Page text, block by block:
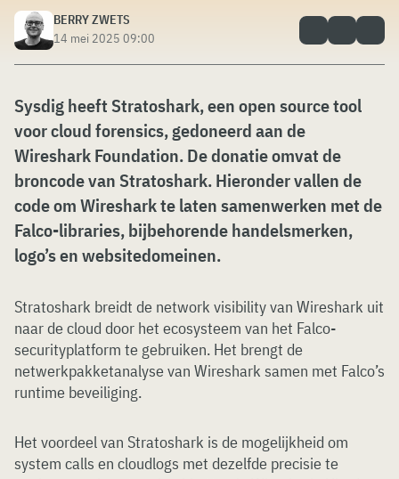
BERRY ZWETS
14 mei 2025 09:00
Sysdig heeft Stratoshark, een open source tool
voor cloud forensics, gedoneerd aan de
Wireshark Foundation. De donatie omvat de
broncode van Stratoshark. Hieronder vallen de
code om Wireshark te laten samenwerken met de
Falco-libraries, bijbehorende handelsmerken,
logo’s en websitedomeinen.
Stratoshark breidt de network visibility van Wireshark uit
naar de cloud door het ecosysteem van het Falco-
securityplatform te gebruiken. Het brengt de
netwerkpakketanalyse van Wireshark samen met Falco’s
runtime beveiliging.
Het voordeel van Stratoshark is de mogelijkheid om
system calls en cloudlogs met dezelfde precisie te